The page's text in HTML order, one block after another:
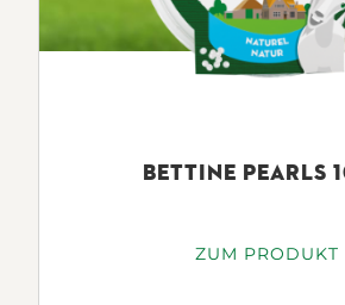
BETTINE PEARLS
ZUM PRODUKT